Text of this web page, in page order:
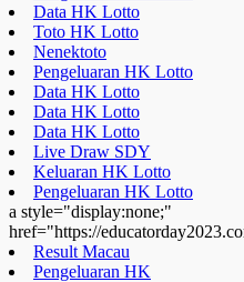
Data HK Lotto
Toto HK Lotto
Nenektoto
Pengeluaran HK Lotto
Data HK Lotto
Data HK Lotto
Data HK Lotto
Live Draw SDY
Keluaran HK Lotto
Pengeluaran HK Lotto
a style="display:none;"
href="https://
Result Macau
Pengeluaran HK